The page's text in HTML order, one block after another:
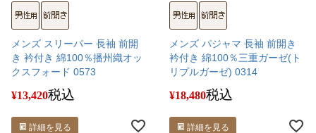
メンズ スリーパー 長袖 前開
き 衿付き 綿100％播州織オッ
クスフォード 0573
¥13,420税込
詳細を見る
メンズ パジャマ 長袖 前開き
衿付き 綿100％三重ガーゼ(ト
リプルガーゼ) 0314
¥18,480税込
詳細を見る